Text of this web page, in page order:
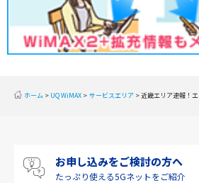
甲信越
北陸
九州・沖縄
ホーム UQ WiMAX サービスエリア 近畿エリア速報！エ
お申し込みをご検討の方へ
たっぷり使える5Gネットをご紹介